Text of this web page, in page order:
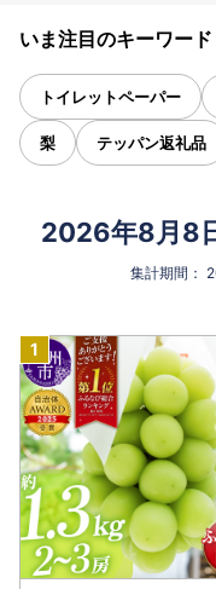
いま注目のキーワード
トイレットペーパー
梨 テッパン返礼品
2026年8月8
集計期間：